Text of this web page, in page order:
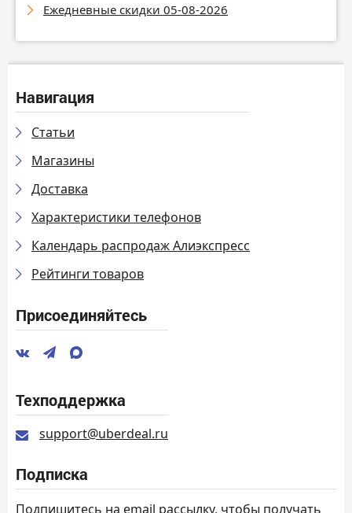
Ежедневные скидки 05-08-2026
Навигация
Статьи
Магазины
Доставка
Характеристики телефонов
Календарь распродаж Алиэкспресс
Рейтинги товаров
Присоединяйтесь
Техподдержка
support@uberdeal.ru
Подписка
Подпишитесь на email рассылку, чтобы получать